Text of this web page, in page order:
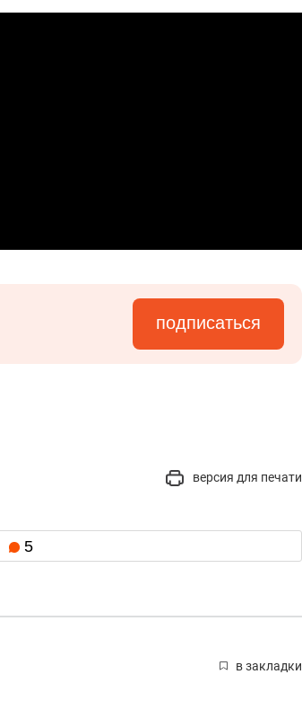
подписаться
версия для печати
5
в закладки